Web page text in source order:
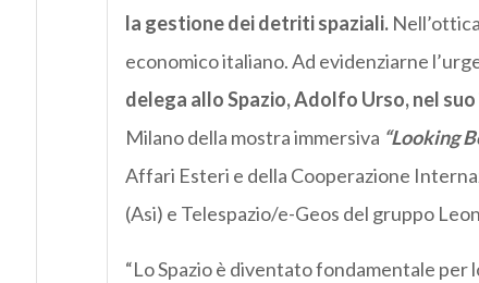
la gestione dei detriti spaziali.
economico italiano. Ad evidenziarne
delega allo Spazio, Adolfo Urso, nel suo
Milano della mostra immersiva “Looking
Affari Esteri e della Cooperazione
(Asi) e Telespazio/e-Geos del gruppo
“Lo Spazio è diventato fondamentale per